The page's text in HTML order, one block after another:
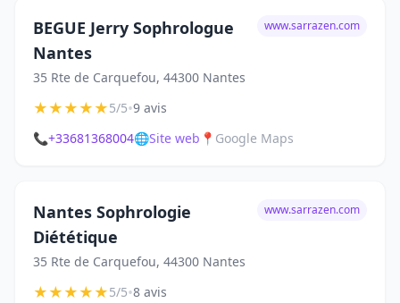
BEGUE Jerry Sophrologue
Nantes
35 Rte de Carquefou, 44300 Nantes
www.sarrazen.com
★★★★★5/5•9 avis
📞+33681368004🌐Site web 📍 Google Maps
Nantes Sophrologie
Diététique
35 Rte de Carquefou, 44300 Nantes
www.sarrazen.com
★★★★★5/5•8 avis